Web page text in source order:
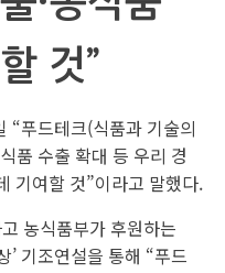
것”
“푸드테크(식품과 기술의
품 수출 확대 등 우리 경
기여할 것”이라고 말했다.
농식품부가 후원하는
’ 기조연설을 통해 “푸드